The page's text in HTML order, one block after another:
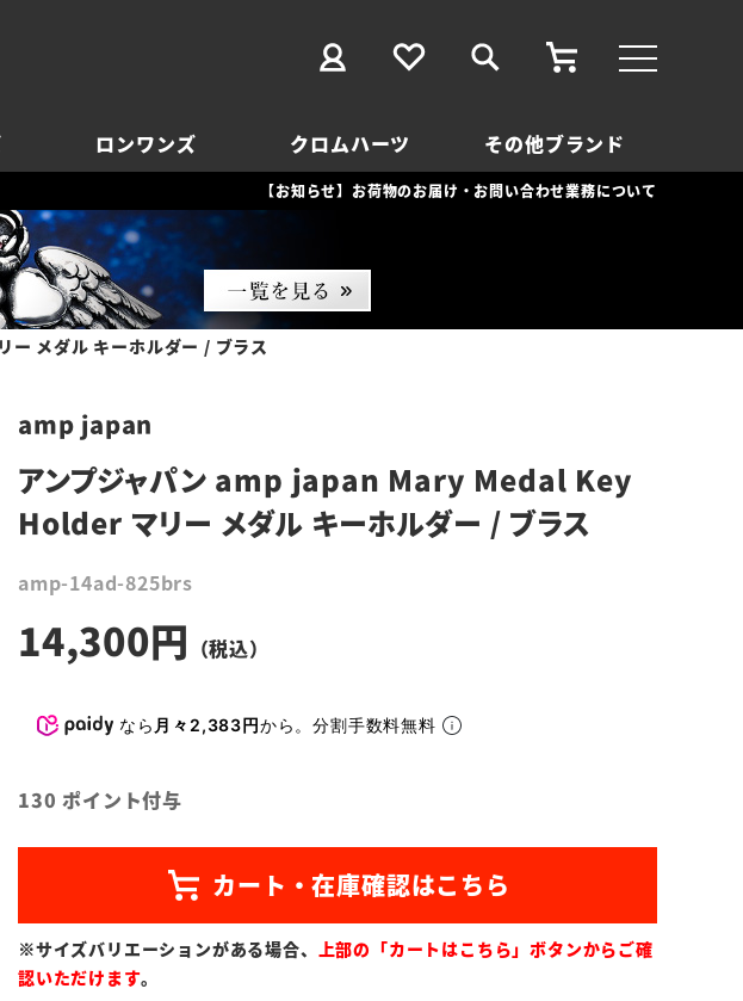
ロンワンズ クロムハーツ その他ブランド
【お知らせ】お荷物のお届け・お問い合わせ業務について
メダル キーホルダー / ブラス
amp japan
アンプジャパン amp japan Mary Medal Key
Holder マリー メダル キーホルダー / ブラス
amp-14ad-825brs
14,300
なら 月々2,383円から。分割手数料無料
130 ポイント付与
※サイズバリエーションがある場合、
上部の「カートはこちら」ボタンからご確
認いただけます。